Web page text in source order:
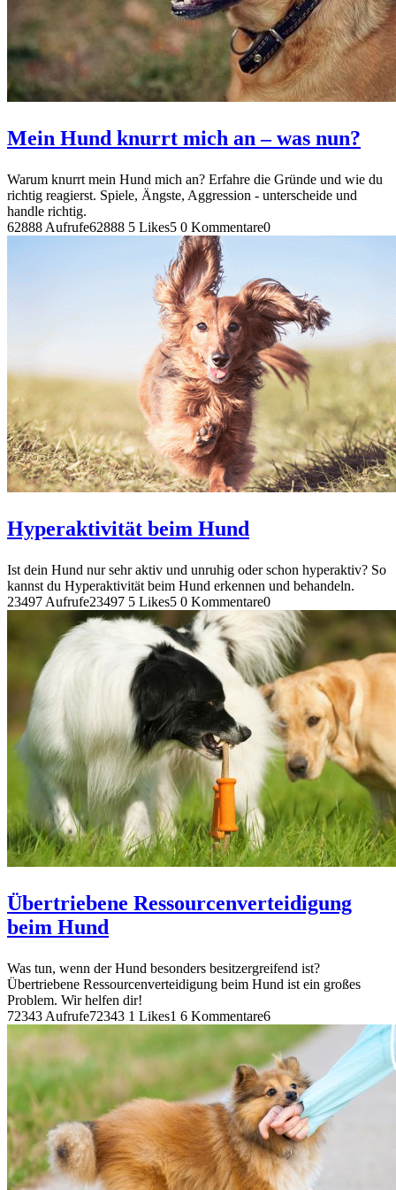
Mein Hund knurrt mich an – was nun?
Warum knurrt mein Hund mich an? Erfahre die Gründe und wie du
richtig reagierst. Spiele, Ängste, Aggression - unterscheide und
handle richtig.
62888 Aufrufe62888 5 Likes5 0 Kommentare0
Hyperaktivität beim Hund
Ist dein Hund nur sehr aktiv und unruhig oder schon hyperaktiv? So
kannst du Hyperaktivität beim Hund erkennen und behandeln.
23497 Aufrufe23497 5 Likes5 0 Kommentare0
Übertriebene Ressourcenverteidigung
beim Hund
Was tun, wenn der Hund besonders besitzergreifend ist?
Übertriebene Ressourcenverteidigung beim Hund ist ein großes
Problem. Wir helfen dir!
72343 Aufrufe72343 1 Likes1 6 Kommentare6